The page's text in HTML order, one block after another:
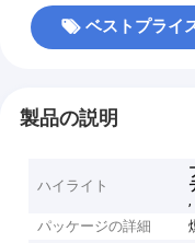
ベストプライ
製品の説明
ハイライト
,
パッケージの詳細